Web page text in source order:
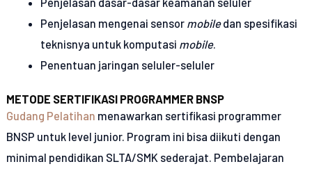
Penjelasan mengenai sensor mobiledan spesifikasi
teknisnya untuk komputasi mobile.
Penentuan jaringan seluler-seluler
METODE SERTIFIKASI PROGRAMMER BNSP
Gudang Pelatihan menawarkan sertifikasi programmer
BNSP untuk level junior. Program ini bisa diikuti dengan
minimal pendidikan SLTA/SMK sederajat. Pembelajaran